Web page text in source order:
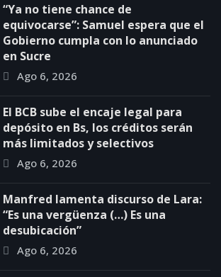
“Ya no tiene chance de
equivocarse”: Samuel espera que el
Gobierno cumpla con lo anunciado
en Sucre
Ago 6, 2026
El BCB sube el encaje legal para
depósito en Bs, los créditos serán
más limitados y selectivos
Ago 6, 2026
Manfred lamenta discurso de Lara:
“Es una vergüenza (…) Es una
desubicación”
Ago 6, 2026